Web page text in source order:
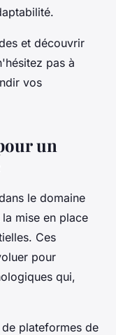
et découvrir
pas à
vos
un
le domaine
mise en place
Ces
pour
qui,
plateformes de